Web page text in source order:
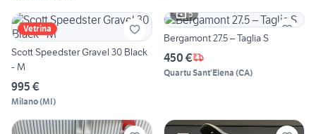
Vetrina
Scott Speedster Gravel 30 Black
- M
995 €
Milano(MI)
5
Bergamont 27.5 – Taglia S
450 €
Quartu Sant'Elena (CA)